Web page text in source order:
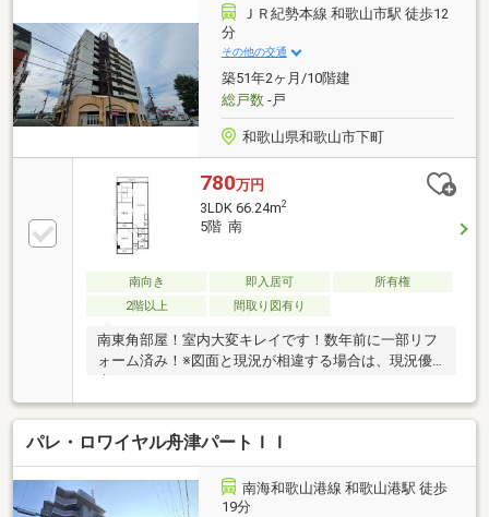
ン」からお問い合わせください！【住宅ローン相談会
開催中】初めてでご不安な方、各借入限度額を知りた
い方資金・支払い計画を立てたい方、住み替えをお考
えの方無料相談受付中です♪お気軽にお電話くださ
い！
ＪＲ紀勢本線 和歌山市駅 徒歩12
分
その他の交通
築51年2ヶ月/10階建
総戸数-戸
和歌山県和歌山市下町
780万円
3LDK 66.24m2
5階 南
南向き 即入居可
所有権
2階以上
間取り図有り
南東角部屋！室内大変キレイです！数年前に一部リフ
ォーム済み！※図面と現況が相違する場合は、現況優
先とさせて頂きます。
パレ・ロワイヤル舟津パートＩＩ
南海和歌山港線 和歌山港駅 徒歩
19分